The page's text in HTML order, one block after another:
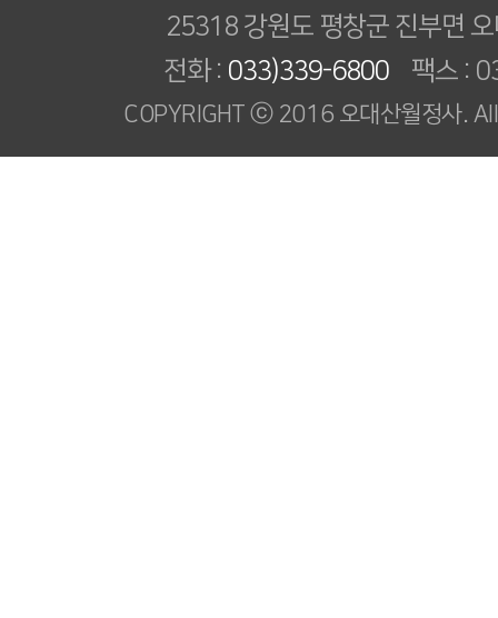
25318 강원도 평창군 진부면
전화 : 033)339-6800 팩스 :
COPYRIGHT ⓒ 2016 오대산월정사.